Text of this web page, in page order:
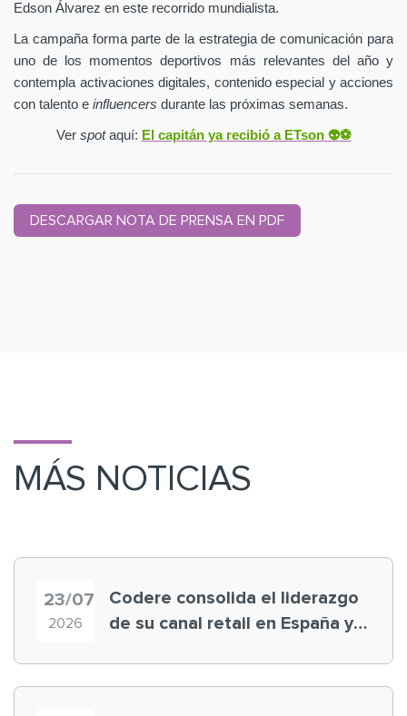
Edson Álvarez en este recorrido mundialista.
La campaña forma parte de la estrategia de comunicación para
uno de los momentos deportivos más relevantes del año y
contempla activaciones digitales, contenido especial y acciones
con talento e influencers durante las próximas semanas.
Ver spotaquí: El capitán ya recibió a ETson 👽⚽️
DESCARGAR NOTA DE PRENSA EN PDF
MÁS NOTICIAS
23/07
2026
Codere consolida el liderazgo
de su canal retail en España y